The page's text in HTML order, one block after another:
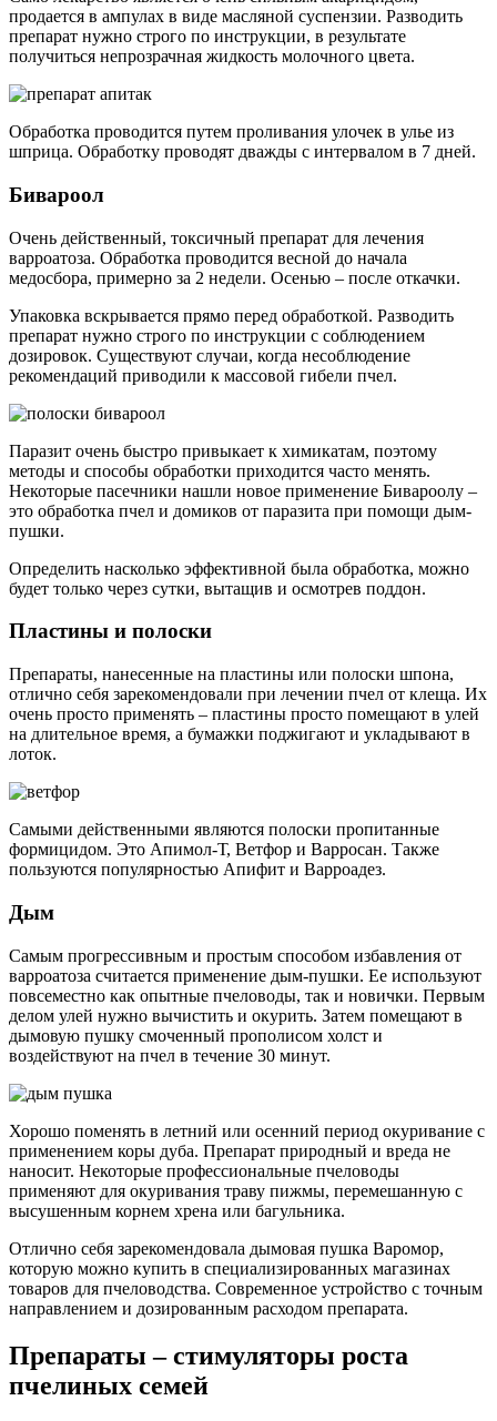
продается в ампулах в виде масляной суспензии. Разводить
препарат нужно строго по инструкции, в результате
получиться непрозрачная жидкость молочного цвета.
Обработка проводится путем проливания улочек в улье из
шприца. Обработку проводят дважды с интервалом в 7 дней.
Бивароол
Очень действенный, токсичный препарат для лечения
варроатоза. Обработка проводится весной до начала
медосбора, примерно за 2 недели. Осенью – после откачки.
Упаковка вскрывается прямо перед обработкой. Разводить
препарат нужно строго по инструкции с соблюдением
дозировок. Существуют случаи, когда несоблюдение
рекомендаций приводили к массовой гибели пчел.
Паразит очень быстро привыкает к химикатам, поэтому
методы и способы обработки приходится часто менять.
Некоторые пасечники нашли новое применение Бивароолу –
это обработка пчел и домиков от паразита при помощи дым-
пушки.
Определить насколько эффективной была обработка, можно
будет только через сутки, вытащив и осмотрев поддон.
Пластины и полоски
Препараты, нанесенные на пластины или полоски шпона,
отлично себя зарекомендовали при лечении пчел от клеща. Их
очень просто применять – пластины просто помещают в улей
на длительное время, а бумажки поджигают и укладывают в
лоток.
Самыми действенными являются полоски пропитанные
формицидом. Это Апимол-Т, Ветфор и Варросан. Также
пользуются популярностью Апифит и Варроадез.
Дым
Самым прогрессивным и простым способом избавления от
варроатоза считается применение дым-пушки. Ее используют
повсеместно как опытные пчеловоды, так и новички. Первым
делом улей нужно вычистить и окурить. Затем помещают в
дымовую пушку смоченный прополисом холст и
воздействуют на пчел в течение 30 минут.
Хорошо поменять в летний или осенний период окуривание с
применением коры дуба. Препарат природный и вреда не
наносит. Некоторые профессиональные пчеловоды
применяют для окуривания траву пижмы, перемешанную с
высушенным корнем хрена или багульника.
Отлично себя зарекомендовала дымовая пушка Варомор,
которую можно купить в специализированных магазинах
товаров для пчеловодства. Современное устройство с точным
направлением и дозированным расходом препарата.
Препараты – стимуляторы роста
пчелиных семей